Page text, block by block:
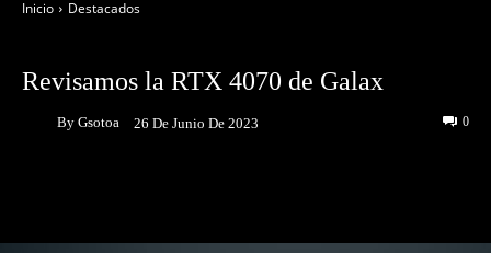
Inicio Destacados
Revisamos la RTX 4070 de Galax
By Gsotoa 26 De Junio De 2023 0